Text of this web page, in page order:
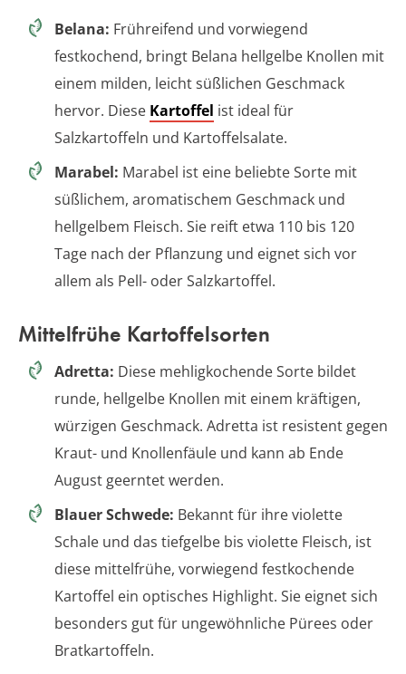
Belana: Frühreifend und vorwiegend
festkochend, bringt Belana hellgelbe Knollen mit
einem milden, leicht süßlichen Geschmack
hervor. Diese Kartoffel ist ideal für
Salzkartoffeln und Kartoffelsalate.
Marabel: Marabel ist eine beliebte Sorte mit
süßlichem, aromatischem Geschmack und
hellgelbem Fleisch. Sie reift etwa 110 bis 120
Tage nach der Pflanzung und eignet sich vor
allem als Pell- oder Salzkartoffel.
Mittelfrühe Kartoffelsorten
Adretta: Diese mehligkochende Sorte bildet
runde, hellgelbe Knollen mit einem kräftigen,
würzigen Geschmack. Adretta ist resistent gegen
Kraut- und Knollenfäule und kann ab Ende
August geerntet werden.
Blauer Schwede: Bekannt für ihre violette
Schale und das tiefgelbe bis violette Fleisch, ist
diese mittelfrühe, vorwiegend festkochende
Kartoffel ein optisches Highlight. Sie eignet sich
besonders gut für ungewöhnliche Pürees oder
Bratkartoffeln.